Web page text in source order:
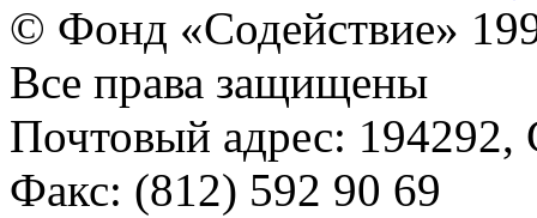
© Фонд «Содействие»
Все права защищены
Почтовый адрес: 194292,
Факс: (812) 592 90 69